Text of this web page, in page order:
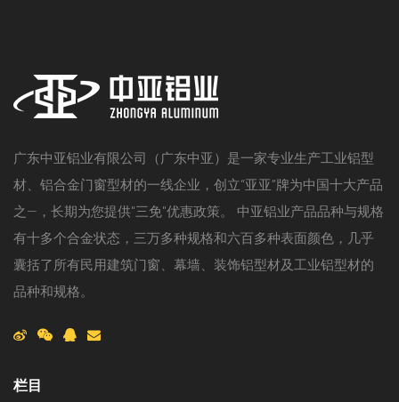
广东中亚铝业有限公司（广东中亚）是一家专业生产工业铝型
材、铝合金门窗型材的一线企业，创立“亚亚”牌为中国十大产品
之—，长期为您提供"三免"优惠政策。 中亚铝业产品品种与规格
有十多个合金状态，三万多种规格和六百多种表面颜色，几乎
囊括了所有民用建筑门窗、幕墙、装饰铝型材及工业铝型材的
品种和规格。
栏目